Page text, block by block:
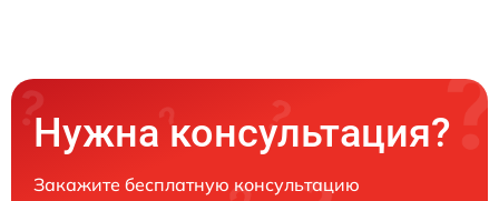
Нужна консультация?
Закажите бесплатную консультацию